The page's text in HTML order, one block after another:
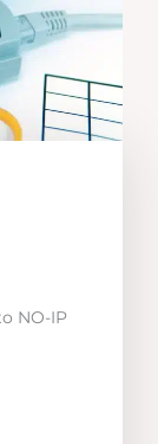
NO-IP